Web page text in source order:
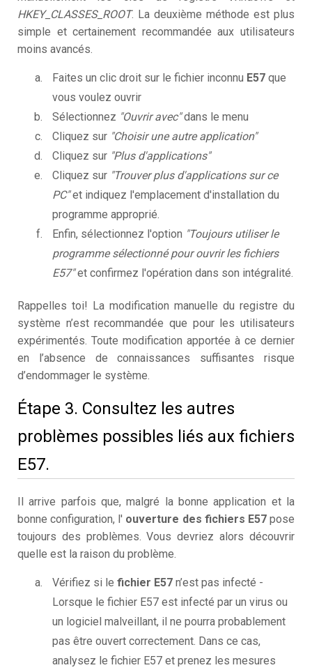
HKEY_CLASSES_ROOT. La deuxième méthode est plus
simple et certainement recommandée aux utilisateurs
moins avancés.
Faites un clic droit sur le fichier inconnu E57 que
vous voulez ouvrir
Sélectionnez "Ouvrir avec"dans le menu
Cliquez sur "Choisir une autre application"
Cliquez sur "Plus d'applications"
Cliquez sur "Trouver plus d'applications sur ce
PC"et indiquez l'emplacement d'installation du
programme approprié.
Enfin, sélectionnez l'option "Toujours utiliser le
programme sélectionné pour ouvrir les fichiers
E57"et confirmez l'opération dans son intégralité.
Rappelles toi! La modification manuelle du registre du
système n’est recommandée que pour les utilisateurs
expérimentés. Toute modification apportée à ce dernier
en l’absence de connaissances suffisantes risque
d’endommager le système.
Étape 3. Consultez les autres
problèmes possibles liés aux fichiers
E57.
Il arrive parfois que, malgré la bonne application et la
bonne configuration, l' ouverture des fichiers E57pose
toujours des problèmes. Vous devriez alors découvrir
quelle est la raison du problème.
Vérifiez si le fichier E57 n’est pas infecté -
Lorsque le fichier E57 est infecté par un virus ou
un logiciel malveillant, il ne pourra probablement
pas être ouvert correctement. Dans ce cas,
analysez le fichier E57 et prenez les mesures